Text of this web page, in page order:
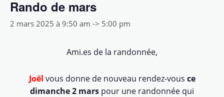
Rando de mars
2 mars 2025 à 9:50 am -> 5:00 pm
Ami.es de la randonnée,
Joël vous donne de nouveau rendez-vous ce
dimanche 2 mars pour une randonnée qui